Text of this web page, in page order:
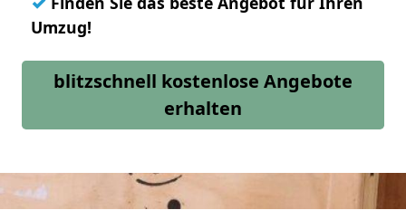
Umzug!
blitzschnell kostenlose Angebote
erhalten